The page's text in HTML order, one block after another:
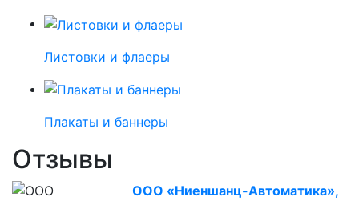
Листовки и флаеры
Плакаты и баннеры
Отзывы
ООО «Ниеншанц-Автоматика»,